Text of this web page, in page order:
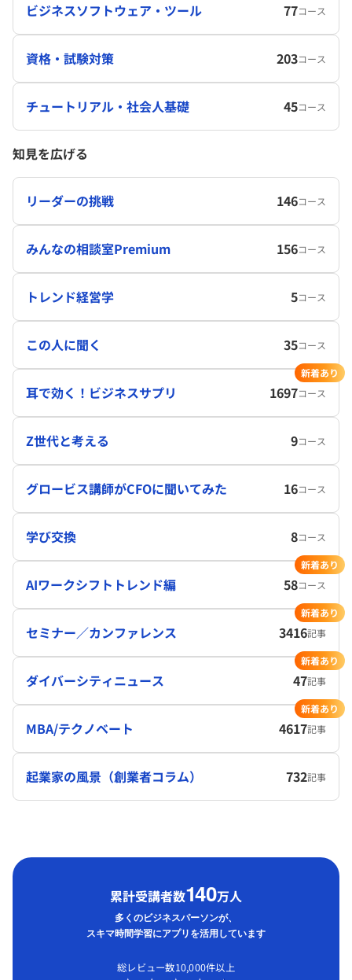
ビジネスソフトウェア・ツール 77コース
資格・試験対策 203コース
チュートリアル・社会人基礎 45コース
知見を広げる
リーダーの挑戦 146コース
みんなの相談室Premium 156コース
トレンド経営学 5コース
この人に聞く 35コース
耳で効く！ビジネスサプリ 1697コース
新着あり
Z世代と考える 9コース
グロービス講師がCFOに聞いてみた 16コース
学び交換 8コース
AIワークシフトトレンド編 58コース
新着あり
セミナー／カンファレンス 3416記事
新着あり
ダイバーシティニュース 47記事
新着あり
MBA/テクノベート 4617記事
新着あり
起業家の風景（創業者コラム） 732記事
累計受講者数140万人
多くのビジネスパーソンが、
スキマ時間学習にアプリを活用しています
総レビュー数10,000件以上